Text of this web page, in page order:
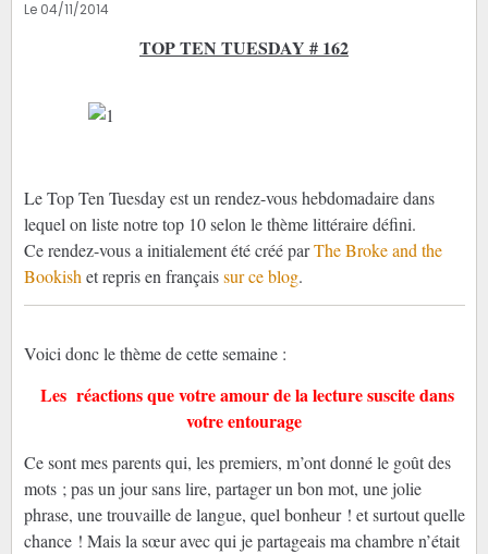
Le 04/11/2014
TOP TEN TUESDAY # 162
Le Top Ten Tuesday est un rendez-vous hebdomadaire dans
lequel on liste notre top 10 selon le thème littéraire défini.
Ce rendez-vous a initialement été créé parThe Broke and the
Bookishet repris en françaissur ce blog.
Voici donc le thème de cette semaine :
Les réactions que votre amour de la lecture suscite dans
votre entourage
Ce sont mes parents qui, les premiers, m’ont donné le goût des
mots ; pas un jour sans lire, partager un bon mot, une jolie
phrase, une trouvaille de langue, quel bonheur ! et surtout quelle
chance ! Mais la sœur avec qui je partageais ma chambre n’était